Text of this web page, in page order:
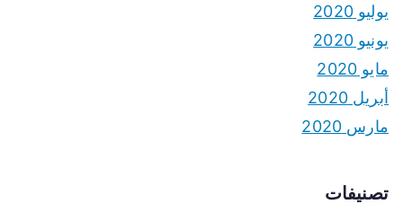
يوليو 2020
يونيو 2020
مايو 2020
أبريل 2020
مارس 2020
تصنيفات